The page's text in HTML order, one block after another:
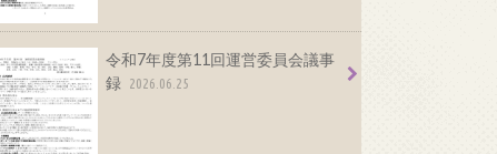
令和7年度第11回運営委員会議事
録 2026.06.25